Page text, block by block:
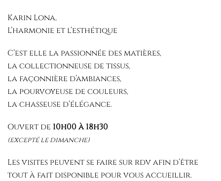
Karin Lona,
L’harmonie et l’esthétique
C’est elle la passionnée des matières,
la collectionneuse de tissus,
la façonnière d’ambiances,
la pourvoyeuse de couleurs,
la chasseuse d’élégance.
Ouvert de 10h00 à 18h30
(excepté le dimanche)
Les visites peuvent se faire sur rdv afin d’être
tout à fait disponible pour vous accueillir.